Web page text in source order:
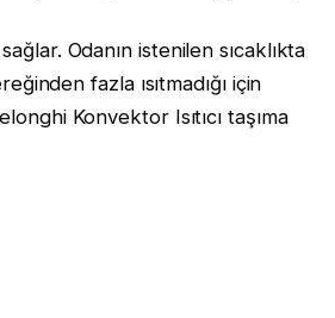
Odanın istenilen sıcaklıkta
fazla ısıtmadığı için
Konvektor Isıtıcı taşıma